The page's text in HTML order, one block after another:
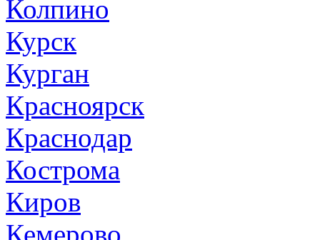
Колпино
Курск
Курган
Красноярск
Краснодар
Кострома
Киров
Кемерово